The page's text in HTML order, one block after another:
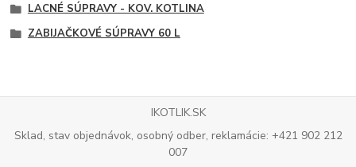
LACNÉ SÚPRAVY - KOV. KOTLINA
ZABIJAČKOVÉ SÚPRAVY 60 L
IKOTLIK.SK
Sklad, stav objednávok, osobný odber, reklamácie: +421 902 212
007